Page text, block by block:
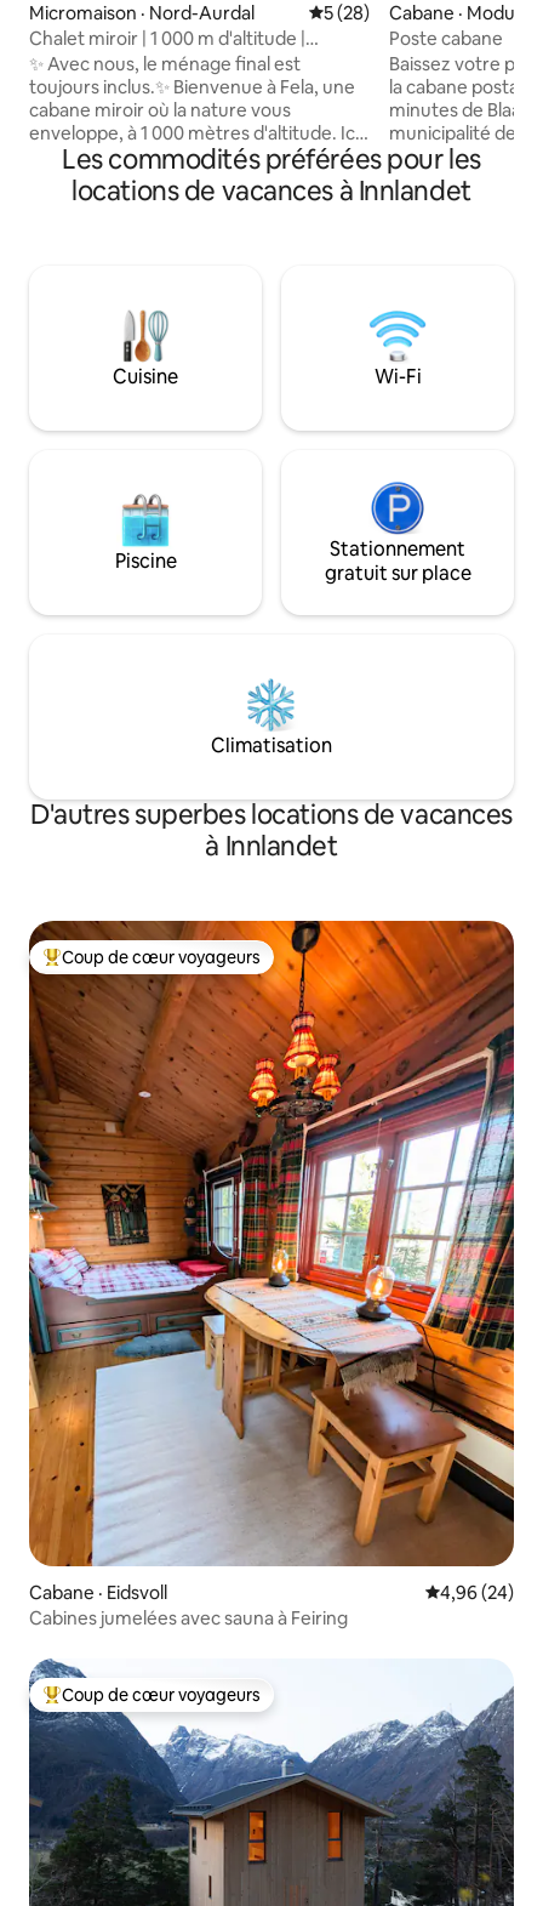
Micromaison · Nord-Aurdal Note moyenne de 5 sur 5,
5 (28)
Chalet miroir | 1 000 m d'altitude |
Chargeur pour véhicule électrique
✨ Avec nous, le ménage final est
toujours inclus.✨️ Bienvenue à Fela, une
cabane miroir où la nature vous
enveloppe, à 1 000 mètres d'altitude. Ici,
vous vous réveillez à la lumière qui est
filtrée à travers les arbres, et vous vous
endormez avec les étoiles à l'extérieur
réflexion et de présence réelle. Tout est
conçu pour le confort et l'harmonie, à
proximité de la nature et loin de
l'agitation de la vie quotidienne. Ici, vous
différente – où la montagne pénètre
Cabane · Modum
Poste cabane
Baissez votre
la cabane postale ! Stolpehytta est à
minutes de
municipalité de
parc d'escalade
Vous y trouverez
cime des arbres.
dont vous avez
relaxant loin de la
vous souhaitez
pouvez louer des
communauté
Les commodités préférées pour les
locations de vacances à Innlandet
Cuisine Wi-Fi
Piscine
Stationnement
gratuit sur place
Climatisation
D'autres superbes locations de vacances
à Innlandet
Coup de cœur voyageurs parmi les plus aimés
Coup de cœur voyageurs
Cabane · Eidsvoll Note
4,96 (24)
Cabines jumelées avec sauna à Feiring
Coup de cœur voyageurs parmi les plus aimés
Coup de cœur voyageurs